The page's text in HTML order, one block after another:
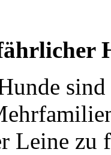
Leine